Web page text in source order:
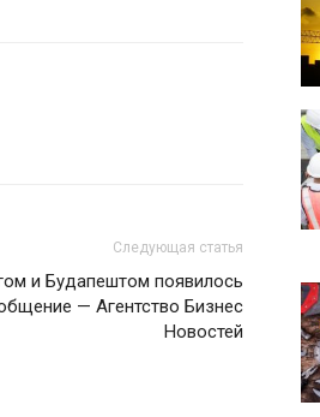
Следующая статья
и Будапештом появилось
— Агентство Бизнес
Новостей